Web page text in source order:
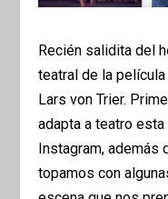
Recién salidita del
teatral de la
Lars von Trier.
adapta a teatro
Instagram, además
topamos con